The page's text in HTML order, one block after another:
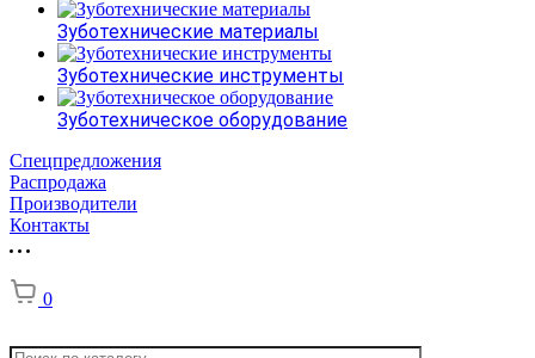
Зуботехнические материалы
Зуботехнические инструменты
Зуботехническое оборудование
Спецпредложения
Распродажа
Производители
Контакты
0